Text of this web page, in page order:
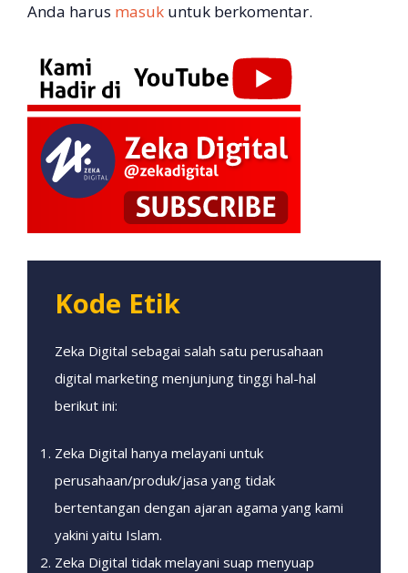
Anda harus masuk untuk berkomentar.
Kode Etik
Zeka Digital sebagai salah satu perusahaan
digital marketing menjunjung tinggi hal-hal
berikut ini:
Zeka Digital hanya melayani untuk
perusahaan/produk/jasa yang tidak
bertentangan dengan ajaran agama yang kami
yakini yaitu Islam.
Zeka Digital tidak melayani suap menyuap